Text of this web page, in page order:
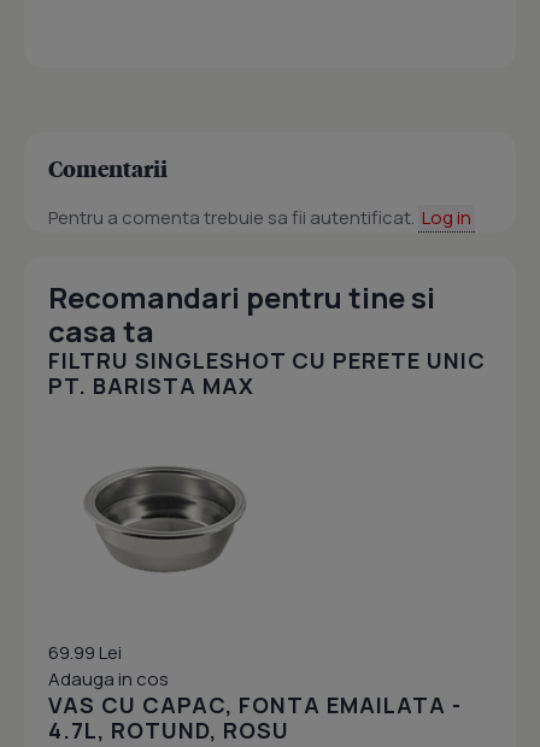
Comentarii
Pentru a comenta trebuie sa fii autentificat. Log in
Recomandari pentru tine si
casa ta
FILTRU SINGLESHOT CU PERETE UNIC
PT. BARISTA MAX
69.99 Lei
Adauga in cos
VAS CU CAPAC, FONTA EMAILATA -
4.7L, ROTUND, ROSU